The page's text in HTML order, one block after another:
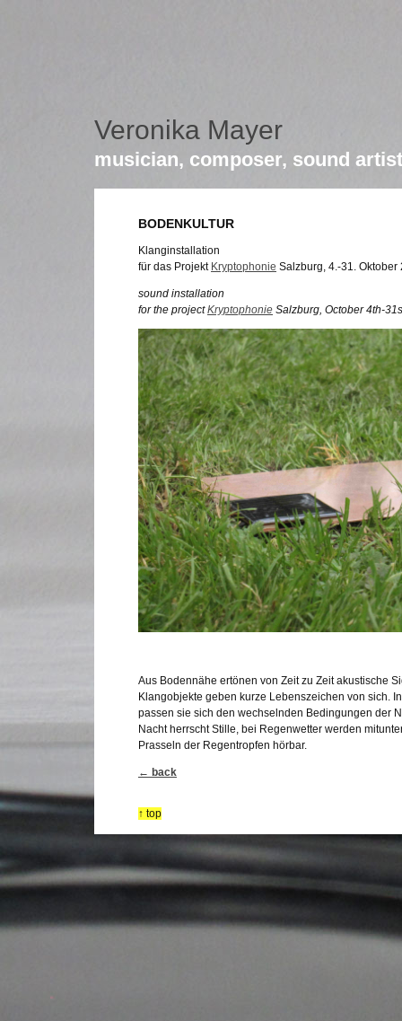
Veronika Mayer
musician, composer, sound artist
BODENKULTUR
Klanginstallation
für das Projekt Kryptophonie Salzburg, 4.-31. Oktober
sound installation
for the projectKryptophonie Salzburg, October 4th-
Aus Bodennähe ertönen von Zeit zu Zeit akustische
Klangobjekte geben kurze Lebenszeichen von sich.
passen sie sich den wechselnden Bedingungen der
Nacht herrscht Stille, bei Regenwetter werden
Prasseln der Regentropfen hörbar.
← back
↑ top